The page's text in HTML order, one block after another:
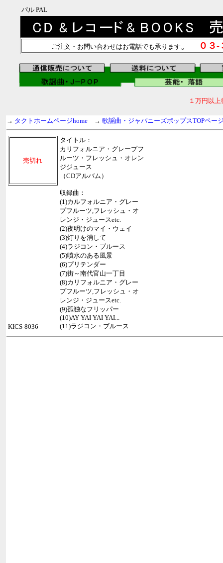
パル PAL
ご注文・お問い合わせはお電話でも承ります。 ０３
１万円以
→ タクトホームページhome → 歌謡曲・ジャパニーズポップスTOPペー
売切れ
タイトル：
カリフォルニア・グレープフ
ルーツ・フレッシュ・オレン
ジジュース
（CDアルバム）
収録曲：
(1)カルフォルニア・グレー
プフルーツ,フレッシュ・オ
レンジ・ジュースetc.
(2)夜明けのマイ・ウェイ
(3)灯りを消して
(4)ラジコン・ブルース
(5)噴水のある風景
(6)プリテンダー
(7)街～南代官山一丁目
(8)カリフォルニア・グレー
プフルーツ,フレッシュ・オ
レンジ・ジュースetc.
(9)孤独なフリッパー
(10)AY YAI YAI YAI...
(11)ラジコン・ブルース
KICS-8036